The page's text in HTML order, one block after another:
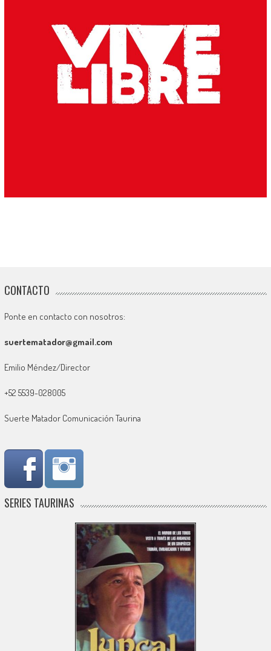
CONTACTO
Ponte en contacto con nosotros:
suertematador@gmail.com
Emilio Méndez/Director
+52 5539-028005
Suerte Matador Comunicación Taurina
SERIES TAURINAS